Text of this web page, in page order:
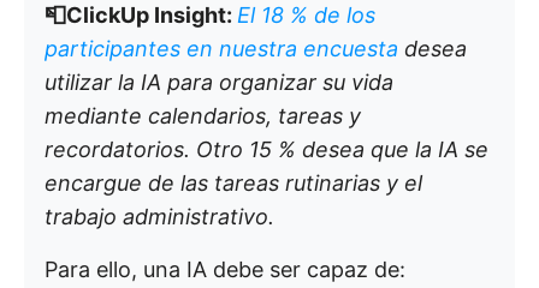
📮ClickUp Insight: El 18 % de los
participantes en nuestra encuesta desea
utilizar la IA para organizar su vida
mediante calendarios, tareas y
recordatorios. Otro 15 % desea que la IA se
encargue de las tareas rutinarias y el
trabajo administrativo.
Para ello, una IA debe ser capaz de: